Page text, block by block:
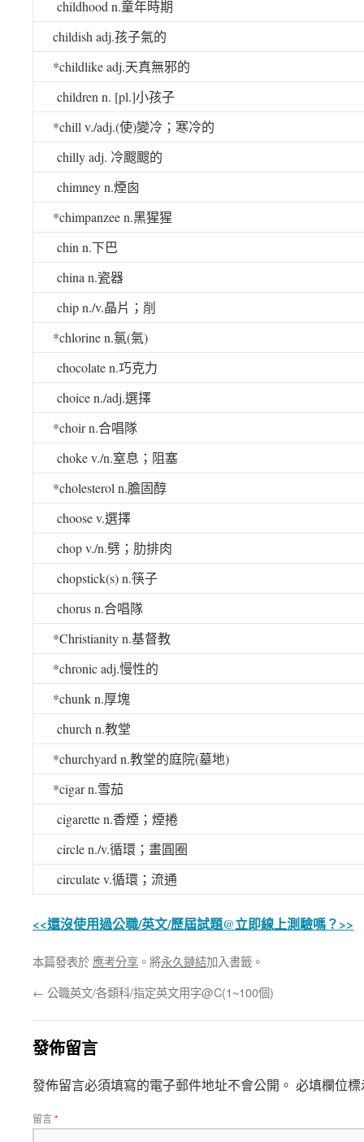
childhood n.童年時期
childish adj.孩子氣的
*childlike adj.天真無邪的
children n. [pl.]小孩子
*chill v./adj.(使)變冷；寒冷的
chilly adj. 冷颼颼的
chimney n.煙囪
*chimpanzee n.黑猩猩
chin n.下巴
china n.瓷器
chip n./v.晶片；削
*chlorine n.氯(氣)
chocolate n.巧克力
choice n./adj.選擇
*choir n.合唱隊
choke v./n.窒息；阻塞
*cholesterol n.膽固醇
choose v.選擇
chop v./n.劈；肋排肉
chopstick(s) n.筷子
chorus n.合唱隊
*Christianity n.基督教
*chronic adj.慢性的
*chunk n.厚塊
church n.教堂
*churchyard n.教堂的庭院(墓地)
*cigar n.雪茄
cigarette n.香煙；煙捲
circle n./v.循環；畫圓圈
circulate v.循環；流通
<<還沒使用過公職/英文/歷屆試題@立即線上測驗嗎？>>
本篇發表於 應考分享 。將永久鏈結加入書籤。
← 公職英文/各類科/指定英文用字@C(1~100個)
發佈留言
發佈留言必須填寫的電子郵件地址不會公開。 必填欄位
留言*